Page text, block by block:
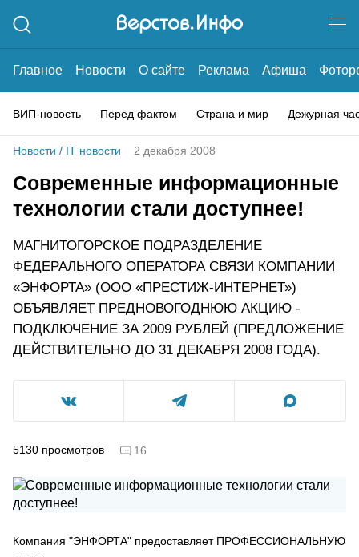
Главное Новости О сайте Реклама Афиша
ВИП-новость Перед фактом Страна и мир Дежурная
Новости / IT новости 2 декабря 2008
Современные информационные
технологии стали доступнее!
МАГНИТОГОРСКОЕ ПОДРАЗДЕЛЕНИЕ
ФЕДЕРАЛЬНОГО ОПЕРАТОРА СВЯЗИ КОМПАНИИ
«ЭНФОРТА» (ООО «ПРЕСТИЖ-ИНТЕРНЕТ»)
ОБЪЯВЛЯЕТ ПРЕДНОВОГОДНЮЮ АКЦИЮ -
ПОДКЛЮЧЕНИЕ ЗА 2009 РУБЛЕЙ (ПРЕДЛОЖЕНИЕ
ДЕЙСТВИТЕЛЬНО ДО 31 ДЕКАБРЯ 2008 ГОДА).
5130 просмотров 16
Компания "ЭНФОРТА" предоставляет ПРОФЕССИОНАЛЬНУЮ